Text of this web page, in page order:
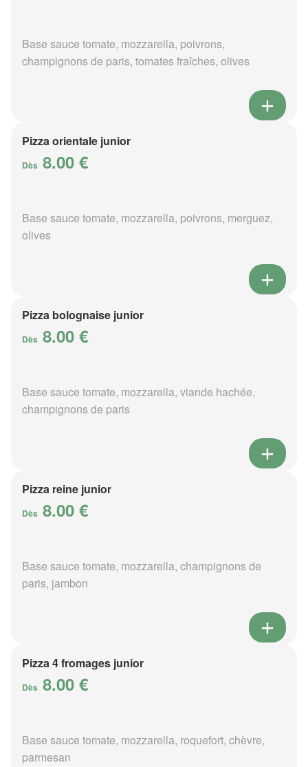
Base sauce tomate, mozzarella, poivrons,
champignons de paris, tomates fraîches, olives
Pizza orientale junior
Dès 8.00 €
Base sauce tomate, mozzarella, poivrons, merguez,
olives
Pizza bolognaise junior
Dès 8.00 €
Base sauce tomate, mozzarella, viande hachée,
champignons de paris
Pizza reine junior
Dès 8.00 €
Base sauce tomate, mozzarella, champignons de
paris, jambon
Pizza 4 fromages junior
Dès 8.00 €
Base sauce tomate, mozzarella, roquefort, chèvre,
parmesan